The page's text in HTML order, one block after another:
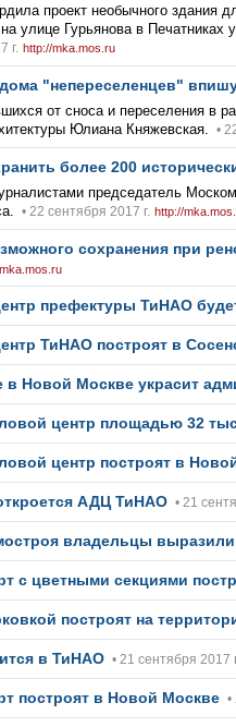
проект необычного
улице Гурьянова в Печатниках
г. http://mka.mos.ru
"непереселенцев"
от сноса и переселения в
Юлиана Княжевская. •
более 200
председатель
• 22 сентября 2017 г. http://
сохранения при
префектуры ТиНАО
ТиНАО построят в
в Новой Москве украсит
центр площадью 32
центр построят в
АДЦ ТиНАО • 21
владельцы
с цветными секциями
построят на
в ТиНАО • 21 сентября 2017
построят в Новой Москве